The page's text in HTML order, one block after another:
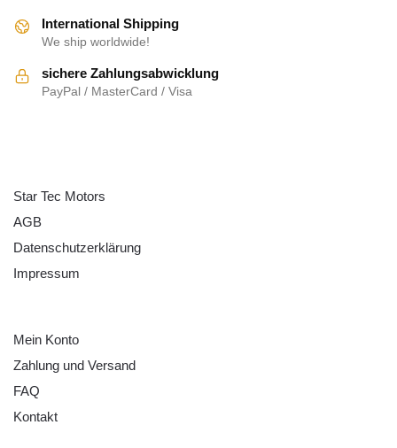
International Shipping
We ship worldwide!
sichere Zahlungsabwicklung
PayPal / MasterCard / Visa
Star Tec Motors
AGB
Datenschutzerklärung
Impressum
Mein Konto
Zahlung und Versand
FAQ
Kontakt